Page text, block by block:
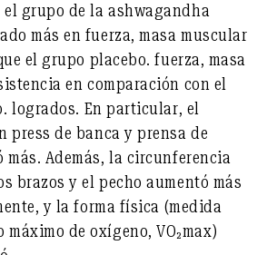
el grupo de la ashwagandha
más en fuerza, masa muscular
el grupo placebo.fuerza, masa
en comparación con el
logrados. En particular, el
press de banca y prensa de
más. Además, la circunferencia
brazos y el pecho aumentó más
y la forma física (medida
máximo de oxígeno, VO₂max)